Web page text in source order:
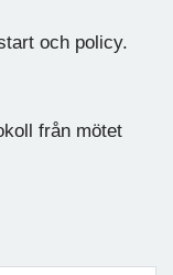
och policy.
från mötet